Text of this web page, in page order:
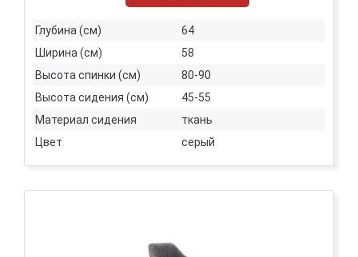
Глубина (см)
64
Ширина (см)
58
Высота спинки (см)
80-90
Высота сидения (см)
45-55
Материал сидения
ткань
Цвет
серый